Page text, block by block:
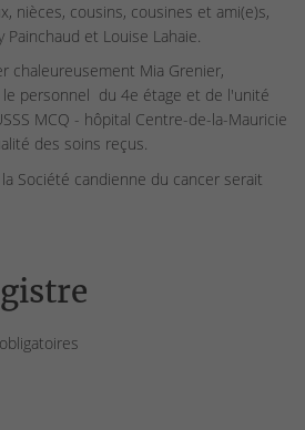
nièces, cousins, cousines et ami(e)s,
Painchaud et Louise Lahaie.
chaleureusement Mia Grenier,
personnel du 4e étage et de l'unité
MCQ - hôpital Centre-de-la-Mauricie
des soins reçus.
Société candienne du cancer serait